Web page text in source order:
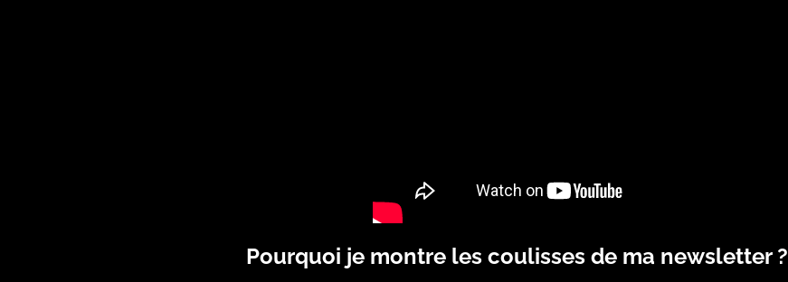
Pourquoi je montre les coulisses de ma newsletter ?